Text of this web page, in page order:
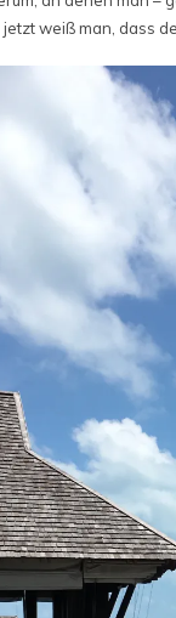
weiß man, dass